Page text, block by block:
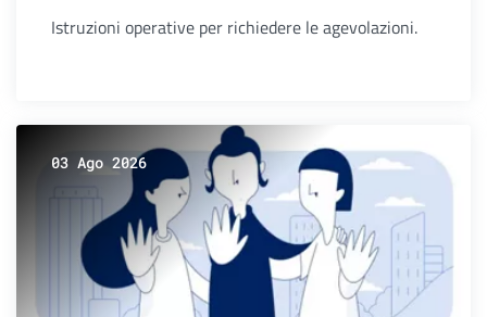
Istruzioni operative per richiedere le agevolazioni.
03 Ago 2026